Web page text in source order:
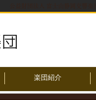
楽団紹介